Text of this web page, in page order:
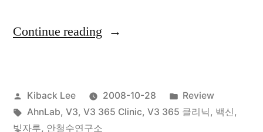
Continue reading “V3
리
Posted
by
Kiback Lee 2008-10-28
Posted
in
Review
Tags:
AhnLab, V3, V3 365 Clinic, V3 365 클리닉, 백신,
빛자루, 안철수연구소